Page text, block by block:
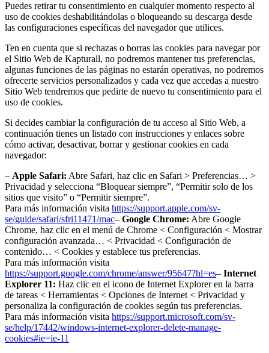
Puedes retirar tu consentimiento en cualquier momento respecto al
uso de cookies deshabilitándolas o bloqueando su descarga desde
las configuraciones específicas del navegador que utilices.
Ten en cuenta que si rechazas o borras las cookies para navegar por
el Sitio Web de Kapturall, no podremos mantener tus preferencias,
algunas funciones de las páginas no estarán operativas, no podremos
ofrecerte servicios personalizados y cada vez que accedas a nuestro
Sitio Web tendremos que pedirte de nuevo tu consentimiento para el
uso de cookies.
Si decides cambiar la configuración de tu acceso al Sitio Web, a
continuación tienes un listado con instrucciones y enlaces sobre
cómo activar, desactivar, borrar y gestionar cookies en cada
navegador:
– Apple Safari: Abre Safari, haz clic en Safari > Preferencias… >
Privacidad y selecciona “Bloquear siempre”, “Permitir solo de los
sitios que visito” o “Permitir siempre”.
Para más información visita https://support.apple.com/sv-
se/guide/safari/sfri11471/mac– Google Chrome: Abre Google
Chrome, haz clic en el menú de Chrome < Configuración < Mostrar
configuración avanzada… < Privacidad < Configuración de
contenido… < Cookies y establece tus preferencias.
Para más información visita
https://support.google.com/chrome/answer/95647?hl=es– Internet
Explorer 11: Haz clic en el icono de Internet Explorer en la barra
de tareas < Herramientas < Opciones de Internet < Privacidad y
personaliza la configuración de cookies según tus preferencias.
Para más información visita https://support.microsoft.com/sv-
se/help/17442/windows-internet-explorer-delete-manage-
cookies#ie=ie-11